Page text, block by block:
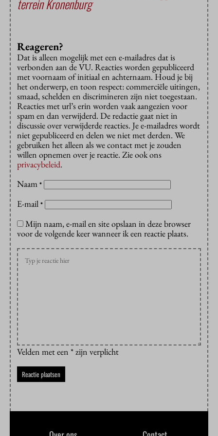
terrein Kronenburg
Reageren?
Dat is alleen mogelijk met een e-mailadres dat is
verbonden aan de VU. Reacties worden gepubliceerd
met voornaam of initiaal en achternaam. Houd je bij
het onderwerp, en toon respect: commerciële uitingen,
smaad, schelden en discrimineren zijn niet toegestaan.
Reacties met url’s erin worden vaak aangezien voor
spam en dan verwijderd. De redactie gaat niet in
discussie over verwijderde reacties. Je e-mailadres wordt
niet gepubliceerd en delen we niet met derden. We
gebruiken het alleen als we contact met je zouden
willen opnemen over je reactie. Zie ook ons
privacybeleid.
Naam *
E-mail *
Mijn naam, e-mail en site opslaan in deze browser
voor de volgende keer wanneer ik een reactie plaats.
Velden met een * zijn verplicht